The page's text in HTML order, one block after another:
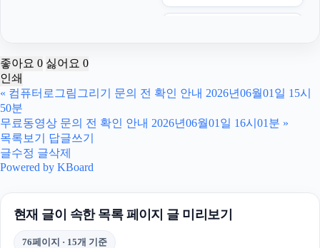
부산흥신소
폰테크
이혼전문변호사
좋아요 0 싫어요 0
인쇄
« 컴퓨터로그림그리기 문의 전 확인 안내 2026년06월01일 15시
50분
무료동영상 문의 전 확인 안내 2026년06월01일 16시01분 »
목록보기
답글쓰기
글수정 글삭제
Powered by KBoard
현재 글이 속한 목록 페이지 글 미리보기
76페이지 · 15개 기준